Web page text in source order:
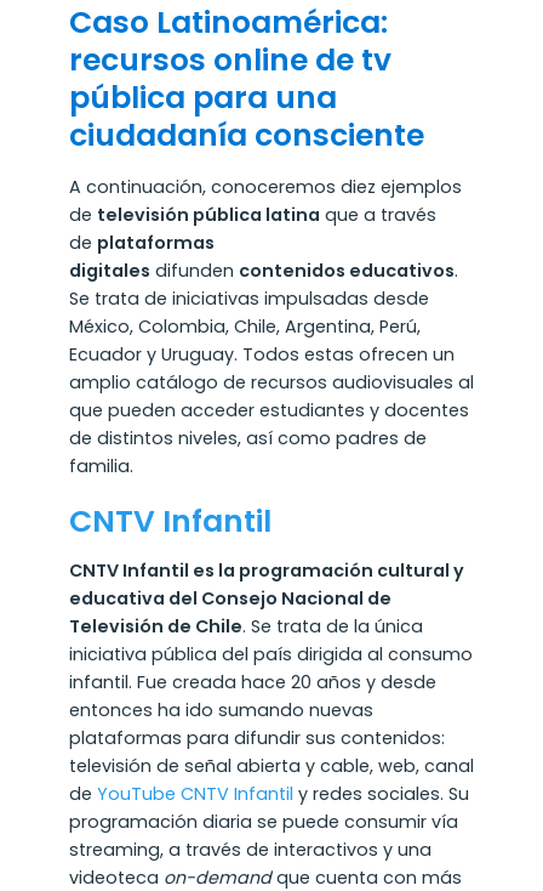
Caso Latinoamérica:
recursos online de tv
pública para una
ciudadanía consciente
A continuación, conoceremos diez ejemplos
de televisión pública latina que a través
de plataformas
digitales difunden contenidos educativos.
Se trata de iniciativas impulsadas desde
México, Colombia, Chile, Argentina, Perú,
Ecuador y Uruguay. Todos estas ofrecen un
amplio catálogo de recursos audiovisuales al
que pueden acceder estudiantes y docentes
de distintos niveles, así como padres de
familia.
CNTV Infantil
CNTV Infantil es la programación cultural y
educativa del Consejo Nacional de
Televisión de Chile. Se trata de la única
iniciativa pública del país dirigida al consumo
infantil. Fue creada hace 20 años y desde
entonces ha ido sumando nuevas
plataformas para difundir sus contenidos:
televisión de señal abierta y cable, web, canal
de YouTube CNTV Infantil y redes sociales. Su
programación diaria se puede consumir vía
streaming, a través de interactivos y una
videoteca on-demandque cuenta con más